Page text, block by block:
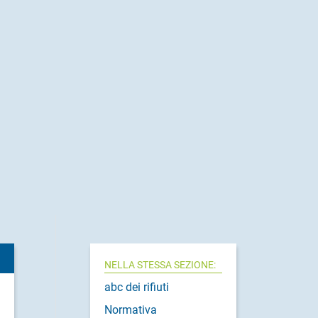
NELLA STESSA SEZIONE:
abc dei rifiuti
Normativa